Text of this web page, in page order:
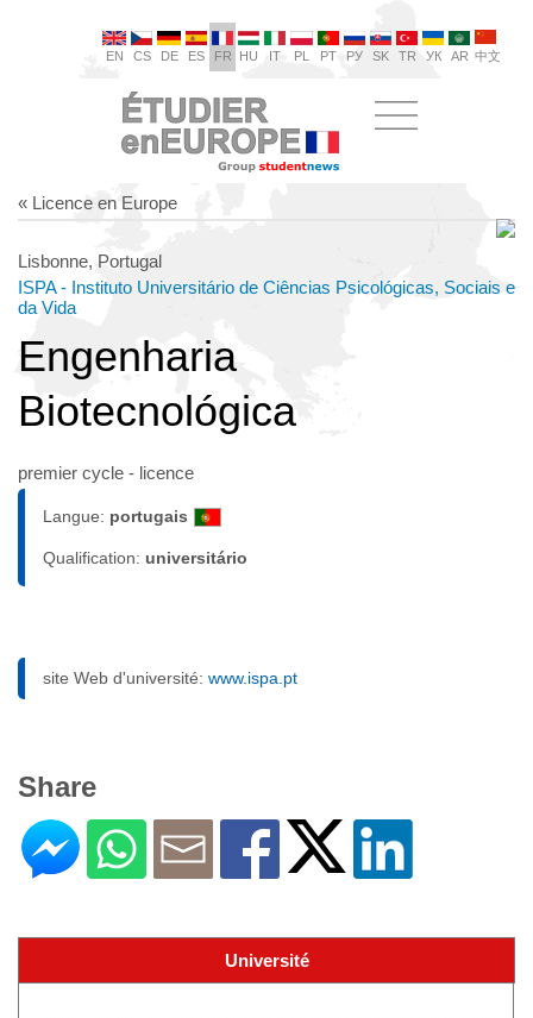
EN CS DE ES FR HU IT PL PT РУ SK TR УК AR 中文
« Licence en Europe
Lisbonne, Portugal
ISPA - Instituto Universitário de Ciências Psicológicas, Sociais e
da Vida
Engenharia
Biotecnológica
premier cycle - licence
Langue: portugais
Qualification: universitário
site Web d'université: www.ispa.pt
Share
Université